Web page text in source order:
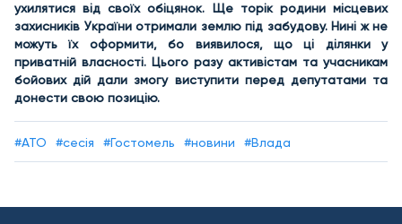
ухилятися від своїх обіцянок. Ще торік родини місцевих
захисників України отримали землю під забудову. Нині ж не
можуть їх оформити, бо виявилося, що ці ділянки у
приватній власності. Цього разу активістам та учасникам
бойових дій дали змогу виступити перед депутатами та
донести свою позицію.
#АТО #сесія #Гостомель #новини #Влада